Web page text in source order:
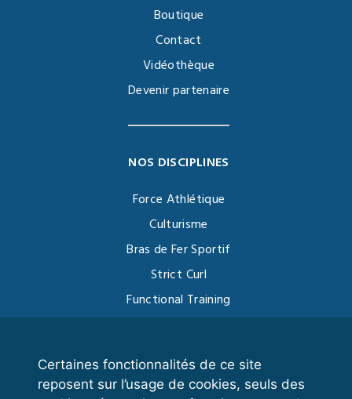
Certaines fonctionnalités de ce site
reposent sur l’usage de cookies, seuls des
Boutique
Contact
Vidéothèque
Devenir partenaire
NOS DISCIPLINES
Force Athlétique
Culturisme
Bras de Fer Sportif
Strict Curl
Functional Training